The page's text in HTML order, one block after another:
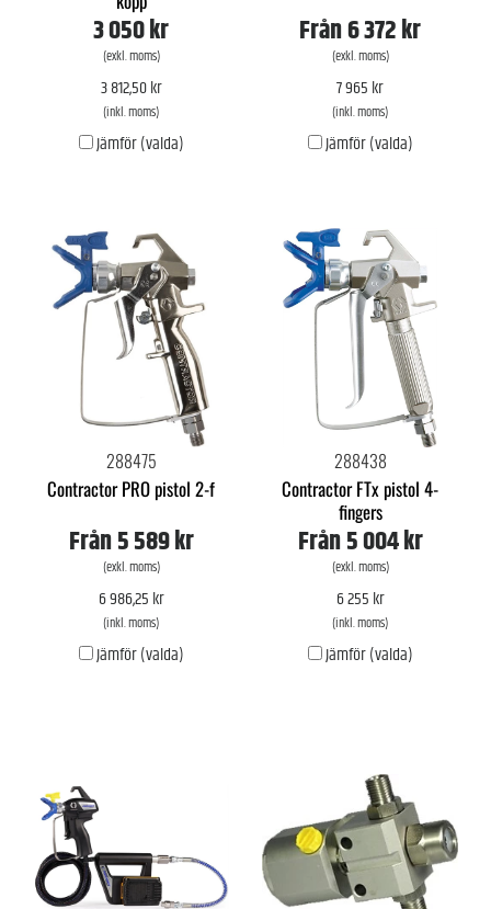
3 050 kr
(exkl. moms)
3 812,50 kr
(inkl. moms)
Jämför (valda)
Från6 372 kr
(exkl. moms)
7 965 kr
(inkl. moms)
Jämför (valda)
288475
Contractor PRO pistol 2-f
Från5 589 kr
(exkl. moms)
6 986,25 kr
(inkl. moms)
Jämför (valda)
288438
Contractor FTx pistol 4-
fingers
Från5 004 kr
(exkl. moms)
6 255 kr
(inkl. moms)
Jämför (valda)